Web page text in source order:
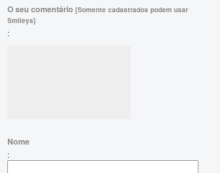
O seu comentário [Somente cadastrados podem usar
Smileys]
:
Nome
: